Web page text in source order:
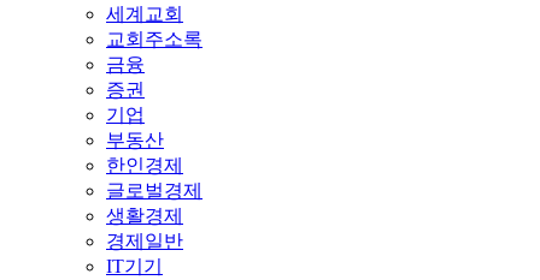
세계교회
교회주소록
금융
증권
기업
부동산
한인경제
글로벌경제
생활경제
경제일반
IT기기